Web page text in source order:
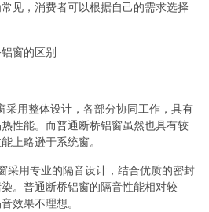
见，消费者可以根据自己的需求选择
窗的区别
采用整体设计，各部分协同工作，具有
性能。而普通断桥铝窗虽然也具有较
上略逊于系统窗。
采用专业的隔音设计，结合优质的密封
。普通断桥铝窗的隔音性能相对较
效果不理想。